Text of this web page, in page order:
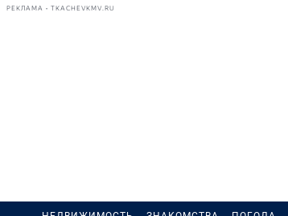
РЕКЛАМА • TKACHEVKMV.RU